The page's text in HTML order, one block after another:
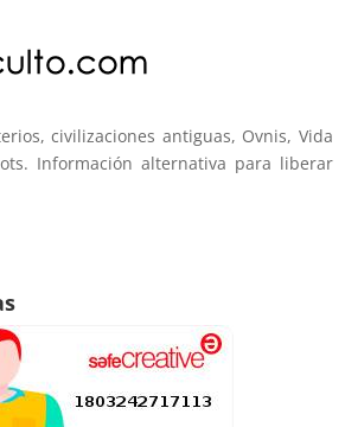
civilizaciones antiguas, Ovnis, Vida
Información alternativa para liberar